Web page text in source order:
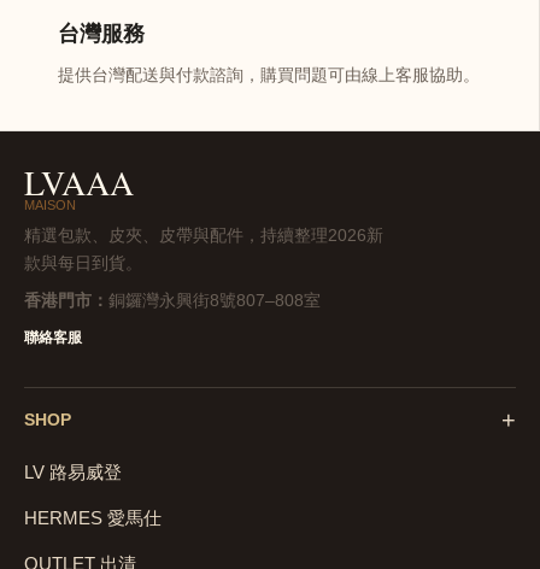
台灣服務
提供台灣配送與付款諮詢，購買問題可由線上客服協助。
LVAAA
MAISON
精選包款、皮夾、皮帶與配件，持續整理2026新
款與每日到貨。
香港門市： 銅鑼灣永興街8號807–808室
聯絡客服
SHOP +
LV 路易威登
HERMES 愛馬仕
OUTLET 出清